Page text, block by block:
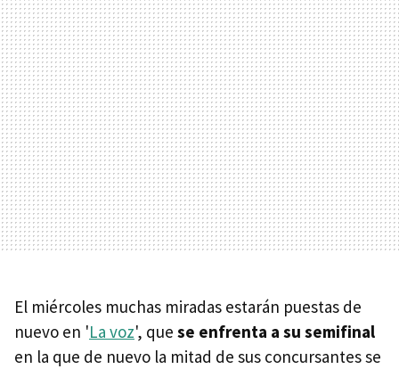
El miércoles muchas miradas estarán puestas de
nuevo en 'La voz', que se enfrenta a su semifinal
en la que de nuevo la mitad de sus concursantes se